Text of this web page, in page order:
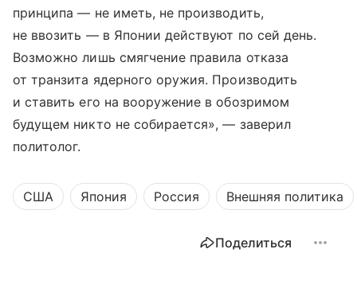
принципа — не иметь, не производить,
не ввозить — в Японии действуют по сей день.
Возможно лишь смягчение правила отказа
от транзита ядерного оружия. Производить
и ставить его на вооружение в обозримом
будущем никто не собирается», — заверил
политолог.
США Япония Россия Внешняя политика
Поделиться